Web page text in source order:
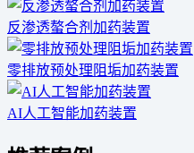
反渗透螯合剂加药装置
零排放预处理阻垢加药装置
AI人工智能加药装置